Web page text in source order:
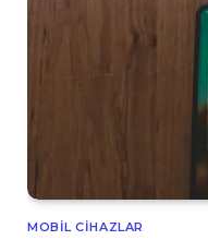
MOBIL CIHAZLAR